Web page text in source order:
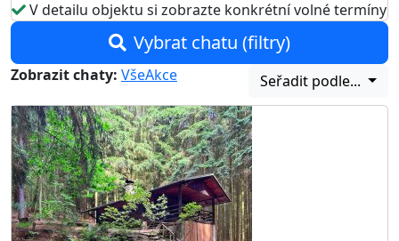
V detailu objektu si zobrazte konkrétní volné termíny
Vybrat chatu (filtry)
Zobrazit chaty: VšeAkce Seřadit podle...